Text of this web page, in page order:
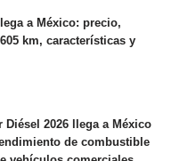
a México: precio,
km, características y
Diésel 2026 llega a México
de combustible